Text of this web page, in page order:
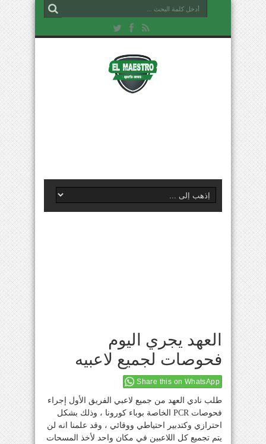
العهد يجري اليوم
فحوصات لجميع لاعبيه
Share this on WhatsApp
طلب نادي العهد من جميع لاعبي الفريق الأول إجراء
فحوصات PCR الخاصة بوباء كورونا ، وذلك بشكل
احترازي وكتدبير احتياطي ووقائي ، وقد علمنا انه لن
يتم تجميع كل اللاعبين في مكان واحد لأخذ المسحات